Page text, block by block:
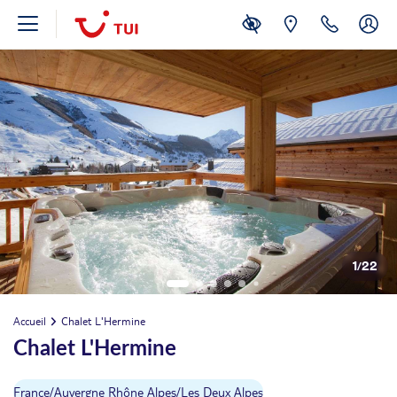
1/22
Accueil Chalet L'Hermine
Chalet L'Hermine
France/Auvergne Rhône Alpes/Les Deux Alpes